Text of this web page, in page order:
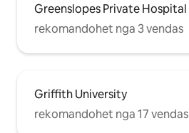
Greenslopes Private Hospital
rekomandohet nga 3 vendas
Griffith University
rekomandohet nga 17 vendas